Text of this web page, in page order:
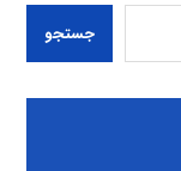
جستجو